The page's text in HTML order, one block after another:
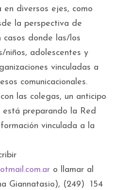
diversos ejes, como
la perspectiva de
casos donde las/los
niños, adolescentes y
vinculadas a
comunicacionales.
las colegas, un anticipo
preparando la Red
vinculada a la
o llamar al
Giannatasio), (249) 154